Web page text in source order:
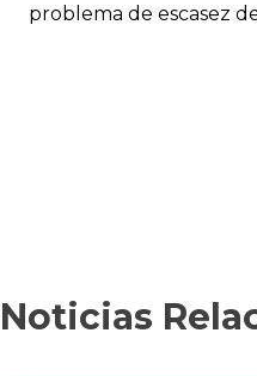
problema de escasez
Noticias